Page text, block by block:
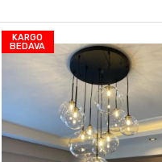
KARGO
BEDAVA